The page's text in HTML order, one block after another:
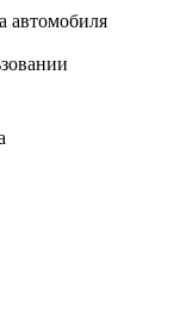
автомобиля